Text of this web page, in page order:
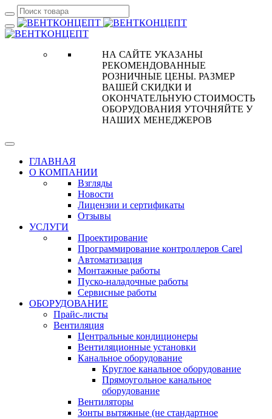
НА САЙТЕ УКАЗАНЫ
РЕКОМЕНДОВАННЫЕ
РОЗНИЧНЫЕ ЦЕНЫ. РАЗМЕР
ВАШЕЙ СКИДКИ И
ОКОНЧАТЕЛЬНУЮ СТОИМОСТЬ
ОБОРУДОВАНИЯ УТОЧНЯЙТЕ У
НАШИХ МЕНЕДЖЕРОВ
ГЛАВНАЯ
О КОМПАНИИ
Взгляды
Новости
Лицензии и сертификаты
Отзывы
УСЛУГИ
Проектирование
Программирование контроллеров Carel
Автоматизация
Монтажные работы
Пуско-наладочные работы
Сервисные работы
ОБОРУДОВАНИЕ
Прайс-листы
Вентиляция
Центральные кондиционеры
Вентиляционные установки
Канальное оборудование
Круглое канальное оборудование
Прямоугольное канальное
оборудование
Вентиляторы
Зонты вытяжные (не стандартное